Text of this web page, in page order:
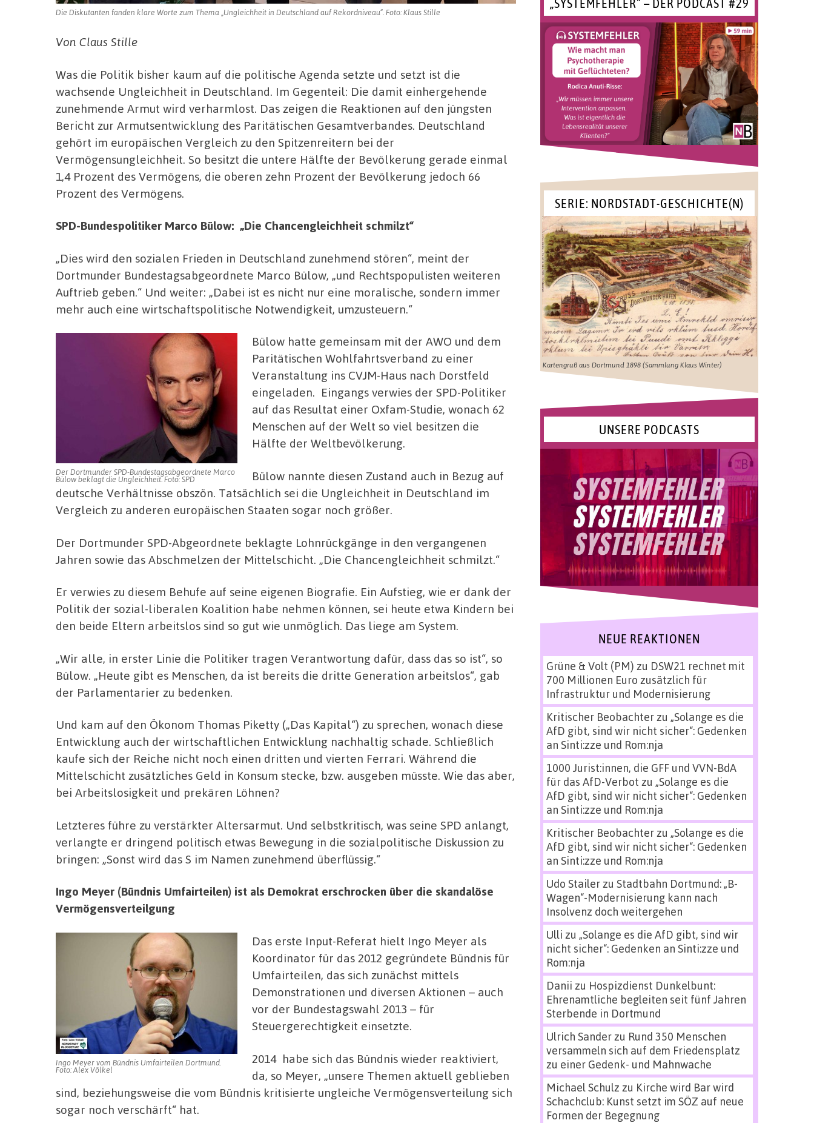
Die Diskutanten fanden klare Worte zum Thema „Ungleichheit in Deutschland auf Rekordniveau“. Foto: Klaus Stille
Von Claus Stille
Was die Politik bisher kaum auf die politische Agenda setzte und setzt ist die
wachsende Ungleichheit in Deutschland. Im Gegenteil: Die damit einhergehende
zunehmende Armut wird verharmlost. Das zeigen die Reaktionen auf den jüngsten
Bericht zur Armutsentwicklung des Paritätischen Gesamtverbandes. Deutschland
gehört im europäischen Vergleich zu den Spitzenreitern bei der
Vermögensungleichheit. So besitzt die untere Hälfte der Bevölkerung gerade einmal
1,4 Prozent des Vermögens, die oberen zehn Prozent der Bevölkerung jedoch 66
Prozent des Vermögens.
SPD-Bundespolitiker Marco Bülow: „Die Chancengleichheit schmilzt“
„Dies wird den sozialen Frieden in Deutschland zunehmend stören“, meint der
Dortmunder Bundestagsabgeordnete Marco Bülow, „und Rechtspopulisten weiteren
Auftrieb geben.“ Und weiter: „Dabei ist es nicht nur eine moralische, sondern immer
mehr auch eine wirtschaftspolitische Notwendigkeit, umzusteuern.“
Der Dortmunder SPD-Bundestagsabgeordnete Marco
Bülow beklagt die Ungleichheit. Foto: SPD
Bülow hatte gemeinsam mit der AWO und dem
Paritätischen Wohlfahrtsverband zu einer
Veranstaltung ins CVJM-Haus nach Dorstfeld
eingeladen. Eingangs verwies der SPD-Politiker
auf das Resultat einer Oxfam-Studie, wonach 62
Menschen auf der Welt so viel besitzen die
Hälfte der Weltbevölkerung.
Bülow nannte diesen Zustand auch in Bezug auf
deutsche Verhältnisse obszön. Tatsächlich sei die Ungleichheit in Deutschland im
Vergleich zu anderen europäischen Staaten sogar noch größer.
Der Dortmunder SPD-Abgeordnete beklagte Lohnrückgänge in den vergangenen
Jahren sowie das Abschmelzen der Mittelschicht. „Die Chancengleichheit schmilzt.“
Er verwies zu diesem Behufe auf seine eigenen Biografie. Ein Aufstieg, wie er dank der
Politik der sozial-liberalen Koalition habe nehmen können, sei heute etwa Kindern bei
den beide Eltern arbeitslos sind so gut wie unmöglich. Das liege am System.
„Wir alle, in erster Linie die Politiker tragen Verantwortung dafür, dass das so ist“, so
Bülow. „Heute gibt es Menschen, da ist bereits die dritte Generation arbeitslos“, gab
der Parlamentarier zu bedenken.
Und kam auf den Ökonom Thomas Piketty („Das Kapital“) zu sprechen, wonach diese
Entwicklung auch der wirtschaftlichen Entwicklung nachhaltig schade. Schließlich
kaufe sich der Reiche nicht noch einen dritten und vierten Ferrari. Während die
Mittelschicht zusätzliches Geld in Konsum stecke, bzw. ausgeben müsste. Wie das aber,
bei Arbeitslosigkeit und prekären Löhnen?
Letzteres führe zu verstärkter Altersarmut. Und selbstkritisch, was seine SPD anlangt,
verlangte er dringend politisch etwas Bewegung in die sozialpolitische Diskussion zu
bringen: „Sonst wird das S im Namen zunehmend überflüssig.“
Ingo Meyer (Bündnis Umfairteilen) ist als Demokrat erschrocken über die skandalöse
Vermögensverteilgung
Ingo Meyer vom Bündnis Umfairteilen Dortmund.
Foto: Alex Völkel
Das erste Input-Referat hielt Ingo Meyer als
Koordinator für das 2012 gegründete Bündnis für
Umfairteilen, das sich zunächst mittels
Demonstrationen und diversen Aktionen – auch
vor der Bundestagswahl 2013 – für
Steuergerechtigkeit einsetzte.
2014 habe sich das Bündnis wieder reaktiviert,
da, so Meyer, „unsere Themen aktuell geblieben
sind, beziehungsweise die vom Bündnis kritisierte ungleiche Vermögensverteilung sich
sogar noch verschärft“ hat.
„SYSTEMFEHLER“ – DER PODCAST #29
SERIE: NORDSTADT-GESCHICHTE(N)
Kartengruß aus Dortmund 1898 (Sammlung Klaus Winter)
UNSERE PODCASTS
NEUE REAKTIONEN
Grüne & Volt (PM) zu DSW21 rechnet mit
700 Millionen Euro zusätzlich für
Infrastruktur und Modernisierung
Kritischer Beobachterzu „Solange es die
AfD gibt, sind wir nicht sicher“: Gedenken
an Sinti:zze und Rom:nja
1000 Jurist:innen, die GFF und VVN-BdA
für das AfD-Verbot zu „Solange es die
AfD gibt, sind wir nicht sicher“: Gedenken
an Sinti:zze und Rom:nja
Kritischer Beobachterzu „Solange es die
AfD gibt, sind wir nicht sicher“: Gedenken
an Sinti:zze und Rom:nja
Udo Stailerzu Stadtbahn Dortmund: „B-
Wagen“-Modernisierung kann nach
Insolvenz doch weitergehen
Ulli zu „Solange es die AfD gibt, sind wir
nicht sicher“: Gedenken an Sinti:zze und
Rom:nja
Danii zu Hospizdienst Dunkelbunt:
Ehrenamtliche begleiten seit fünf Jahren
Sterbende in Dortmund
Ulrich Sanderzu Rund 350 Menschen
versammeln sich auf dem Friedensplatz
zu einer Gedenk- und Mahnwache
Michael Schulz zu Kirche wird Bar wird
Schachclub: Kunst setzt im SÖZ auf neue
Formen der Begegnung